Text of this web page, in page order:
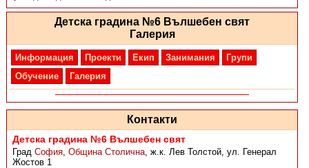
Детска градина №6 Вълшебен свят
Галерия
Информация Проекти Екип Занимания
Групи
Обучение
Галерия
Контакти
Детска градина №6 Вълшебен свят
ГрадСофия,Община Столична,ж.к. Лев Толстой, ул. Генерал
Жостов 1